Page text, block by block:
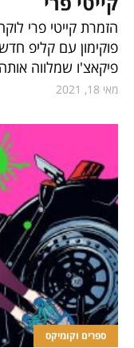
פיקאצ'ו שמלווה אותה
מאי 18, 2021
ספרים וקומיקס